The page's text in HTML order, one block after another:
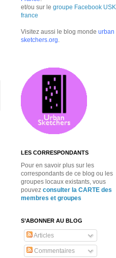
et/ou sur le groupe Facebook USK
france
Visitez aussi le blog monde urban
sketchers.org
LES CORRESPONDANTS
Pour en savoir plus sur les
correspondants de ce blog ou les
groupes locaux existants, vous
pouvez consulter la CARTE des
membres et groupes
S’ABONNER AU BLOG
Articles
Commentaires